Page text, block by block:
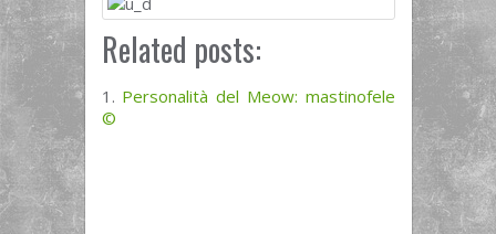
Related posts:
Personalità del Meow: mastinofele
©